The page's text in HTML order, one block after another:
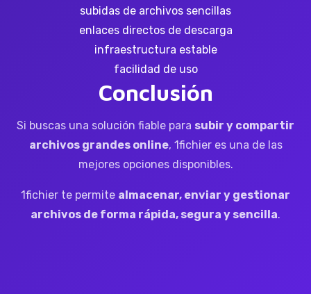
subidas de archivos sencillas
enlaces directos de descarga
infraestructura estable
facilidad de uso
Conclusión
Si buscas una solución fiable para subir y compartir
archivos grandes online, 1fichier es una de las
mejores opciones disponibles.
1fichier te permite almacenar, enviar y gestionar
archivos de forma rápida, segura y sencilla.